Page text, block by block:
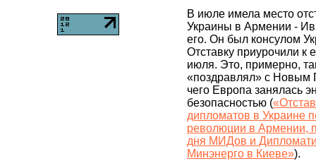
В июле имела место
Украины в Армении -
его. Он был консулом
Отставку приурочили к
июля. Это, примерно,
«поздравлял» с Новым
чего Европа занялась
безопасностью (
дипломатов в Украине
революции в Армении,
дня МИДов и
Минэнерго в Киеве»).